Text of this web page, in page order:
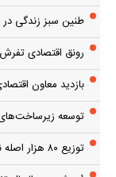
طنین سبز زندگی
رونق اقتصادی
بازدید معاون
توسعه
توزیع ۸۰ هزار اصله نهال در تفرش